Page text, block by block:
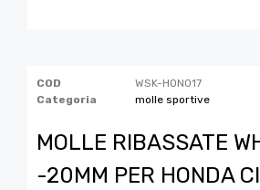
COD
WSK-HON017
Categoria
molle sportive
MOLLE RIBASSATE
-20MM PER HONDA